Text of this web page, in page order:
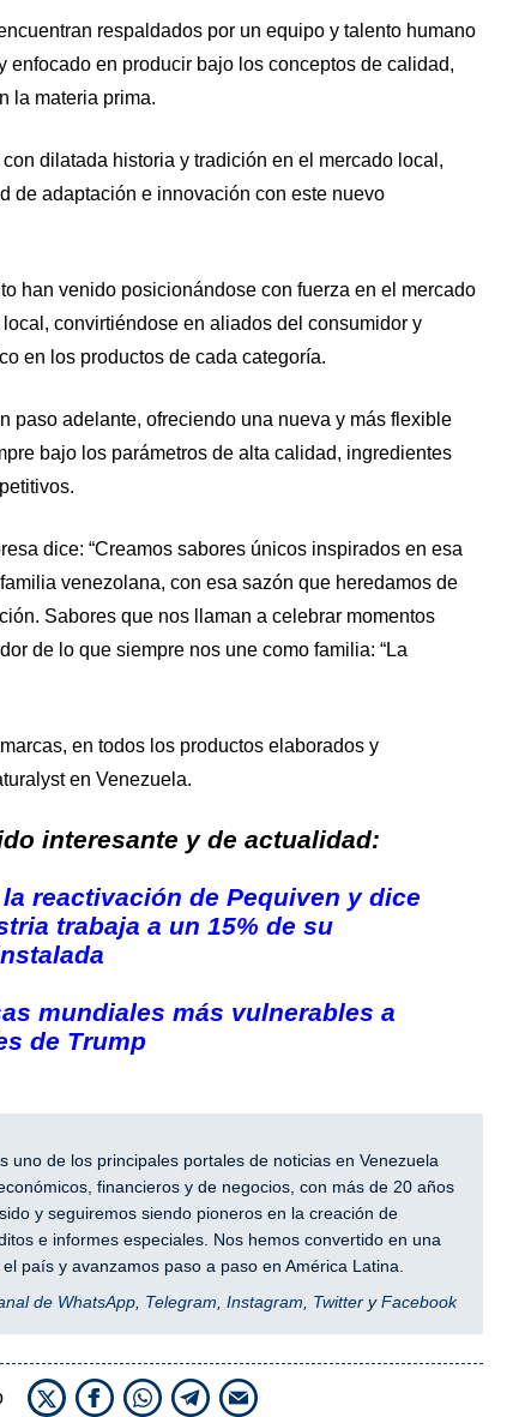
respaldados por un equipo y talento humano
enfocado en producir bajo los conceptos de calidad,
la materia prima.
dilatada historia y tradición en el mercado local,
de adaptación e innovación con este nuevo
han venido posicionándose con fuerza en el mercado
convirtiéndose en aliados del consumidor y
en los productos de cada categoría.
paso adelante, ofreciendo una nueva y más flexible
bajo los parámetros de alta calidad, ingredientes
dice: “Creamos sabores únicos inspirados en esa
venezolana, con esa sazón que heredamos de
Sabores que nos llaman a celebrar momentos
de lo que siempre nos une como familia: “La
en todos los productos elaborados y
en Venezuela.
interesante y de actualidad:
reactivación de Pequiven y dice
trabaja a un 15% de su
mundiales más vulnerables a
de Trump
uno de los principales portales de noticias en Venezuela
financieros y de negocios, con más de 20 años
y seguiremos siendo pioneros en la creación de
e informes especiales. Nos hemos convertido en una
país y avanzamos paso a paso en América Latina.
de WhatsApp, Telegram, Instagram, TwitteryFacebook